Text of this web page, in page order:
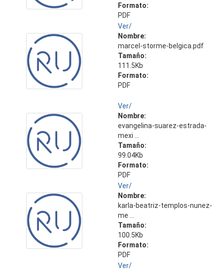
Formato:
PDF
Ver/
Nombre:
marcel-storme-belgica.pdf
Tamaño:
111.5Kb
Formato:
PDF
Ver/
Nombre:
evangelina-suarez-estrada-
mexi ...
Tamaño:
99.04Kb
Formato:
PDF
Ver/
Nombre:
karla-beatriz-templos-nunez-
me ...
Tamaño:
100.5Kb
Formato:
PDF
Ver/